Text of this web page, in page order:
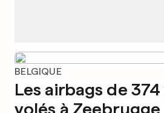
BELGIQUE
Les airbags de
volés à Zeebrugge